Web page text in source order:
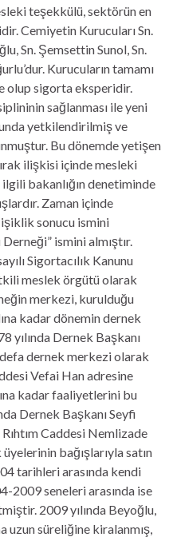
teşekkülü, sektörün en
Cemiyetin Kurucuları Sn.
Sn. Şemsettin Sunol, Sn.
Kurucuların tamamı
olup sigorta eksperidir.
sağlanması ile yeni
yetkilendirilmiş ve
Bu dönemde yetişen
ilişkisi içinde mesleki
bakanlığın denetiminde
Zaman içinde
sonucu ismini
ismini almıştır.
Sigortacılık Kanunu
meslek örgütü olarak
merkezi, kurulduğu
kadar dönemin dernek
yılında Dernek Başkanı
dernek merkezi olarak
Vefai Han adresine
kadar faaliyetlerini bu
Dernek Başkanı Seyfi
Caddesi Nemlizade
bağışlarıyla satın
tarihleri arasında kendi
2009 seneleri arasında ise
2009 yılında Beyoğlu,
süreliğine kiralanmış,